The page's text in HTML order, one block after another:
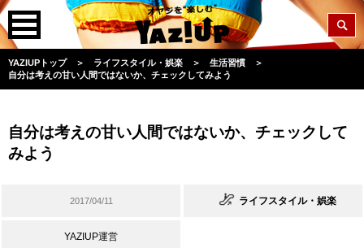
YAZIUPトップ ＞ ライフスタイル・娯楽 ＞ 生活習慣
＞
自分は考えの甘い人間ではないか、チェックしてみよう
自分は考えの甘い人間ではないか、チェックして
みよう
2017/04/11 ライフスタイル・娯楽
YAZIUP運営